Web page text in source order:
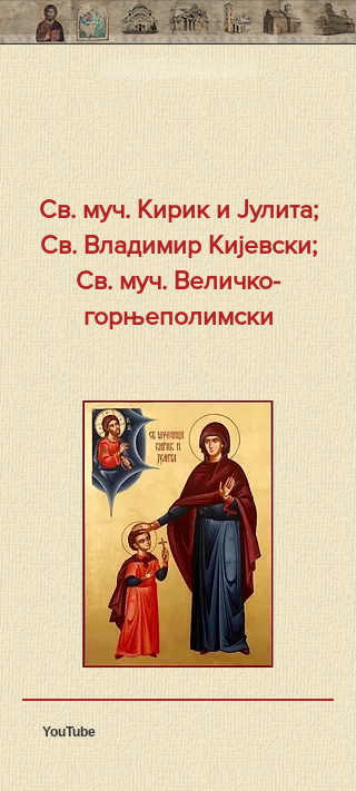
Св. муч. Кирик и Јулита;
Св. Владимир Кијевски;
Св. муч. Величко-
горњеполимски
YouTube